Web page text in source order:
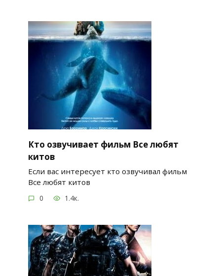
Кто озвучивает фильм Все любят
китов
Если вас интересует кто озвучивал фильм
Все любят китов
0 1.4к.